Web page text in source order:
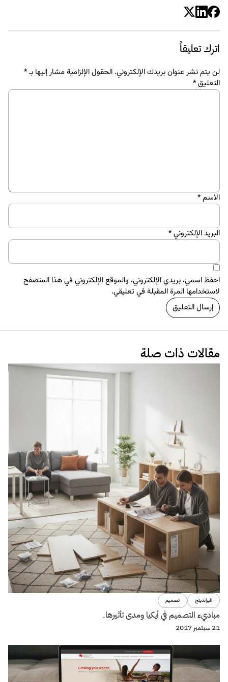
اترك تعليقاً
لن يتم نشر عنوان بريدك الإلكتروني. الحقول الإلزامية مشار إليها بـ*
التعليق*
الاسم*
البريد الإلكتروني*
احفظ اسمي، بريدي الإلكتروني، والموقع الإلكتروني في هذا المتصفح
لاستخدامها المرة المقبلة في تعليقي.
مقالات ذات صلة
البراندينج تصميم
مباديء التصميم في أيكيا ومدى تأثيرها.
21 سبتمبر 2017